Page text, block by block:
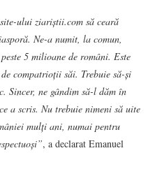
ului ziariștii.com să ceară
Ne-a numit, la comun,
5 milioane de români. Este
compatrioții săi. Trebuie să-și
Sincer, ne gândim să-l dăm în
a scris. Nu trebuie nimeni să uite
mulți ani, numai pentru
, a declarat Emanuel